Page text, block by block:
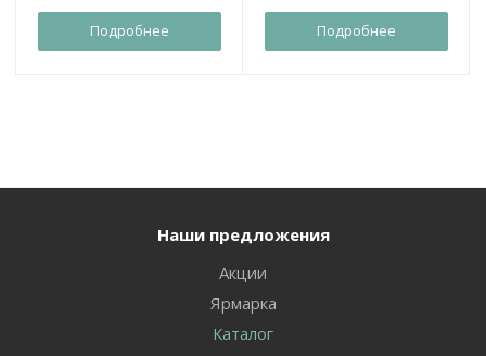
Подробнее Подробнее
Наши предложения
Акции
Ярмарка
Каталог